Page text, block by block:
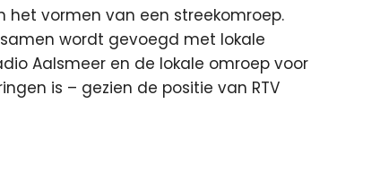
vormen van een streekomroep.
wordt gevoegd met lokale
Aalsmeer en de lokale omroep voor
is – gezien de positie van RTV